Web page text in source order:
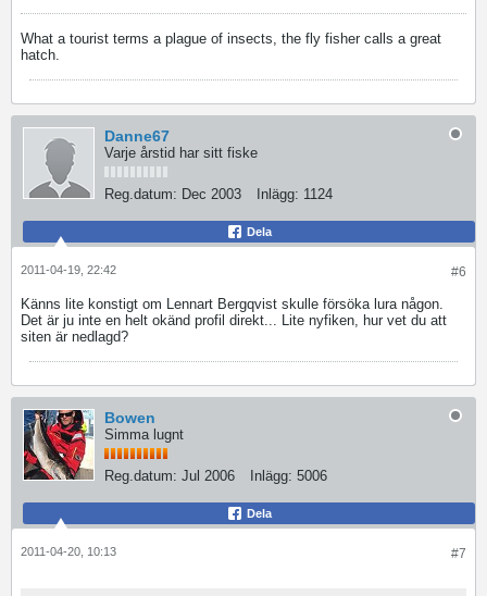
What a tourist terms a plague of insects, the fly fisher calls a great
hatch.
Danne67
Varje årstid har sitt fiske
Reg.datum: Dec 2003 Inlägg: 1124
Dela
#6
2011-04-19, 22:42
Känns lite konstigt om Lennart Bergqvist skulle försöka lura någon.
Det är ju inte en helt okänd profil direkt... Lite nyfiken, hur vet du att
siten är nedlagd?
Bowen
Simma lugnt
Reg.datum: Jul 2006 Inlägg: 5006
Dela
#7
2011-04-20, 10:13